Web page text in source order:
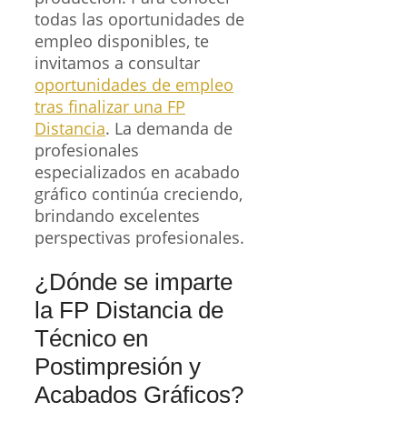
todas las oportunidades de
empleo disponibles, te
invitamos a consultar
oportunidades de empleo
tras finalizar una FP
Distancia. La demanda de
profesionales
especializados en acabado
gráfico continúa creciendo,
brindando excelentes
perspectivas profesionales.
¿Dónde se imparte
la FP Distancia de
Técnico en
Postimpresión y
Acabados Gráficos?